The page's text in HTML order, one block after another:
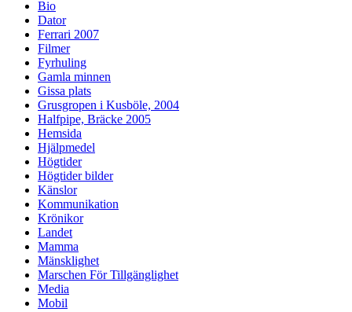
Bio
Dator
Ferrari 2007
Filmer
Fyrhuling
Gamla minnen
Gissa plats
Grusgropen i Kusböle, 2004
Halfpipe, Bräcke 2005
Hemsida
Hjälpmedel
Högtider
Högtider bilder
Känslor
Kommunikation
Krönikor
Landet
Mamma
Mänsklighet
Marschen För Tillgänglighet
Media
Mobil